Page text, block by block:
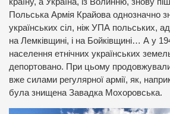
країну, а Україна, із Волинню, знову
Польська Армія Крайова однозначно
українських сіл, ніж УПА польських,
на Лемківщині, і на Бойківщині… А у
населення етнічних українських
депортовано. При цьому
вже силами регулярної армії, як,
була знищена Завадка Мохоровська.